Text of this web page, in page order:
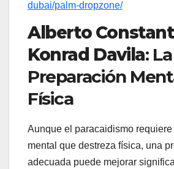
dubai/palm-dropzone/
Alberto
Konrad Davila: La
Preparación
Física
Aunque el paracaidismo
mental que destreza física, una
adecuada puede mejorar